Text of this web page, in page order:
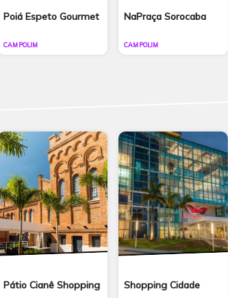
Poiá Espeto Gourmet
CAMPOLIM
NaPraça Sorocaba
CAMPOLIM
Pátio Cianê Shopping Shopping Cidade